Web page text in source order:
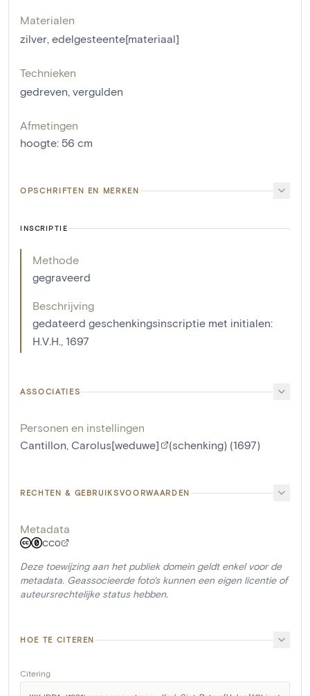
Materialen
zilver, edelgesteente[materiaal]
Technieken
gedreven, vergulden
Afmetingen
hoogte: 56 cm
OPSCHRIFTEN EN MERKEN
INSCRIPTIE
Methode
gegraveerd
Beschrijving
gedateerd geschenkingsinscriptie met initialen:
H.V.H., 1697
ASSOCIATIES
Personen en instellingen
Cantillon, Carolus[weduwe]
(schenking) (1697)
RECHTEN & GEBRUIKSVOORWAARDEN
Metadata
CC0
Deze toewijzing aan het publiek domein geldt enkel voor de
metadata. Geassocieerde foto's kunnen een eigen licentie of
auteursrechtelijke status hebben.
HOE TE CITEREN
Citering